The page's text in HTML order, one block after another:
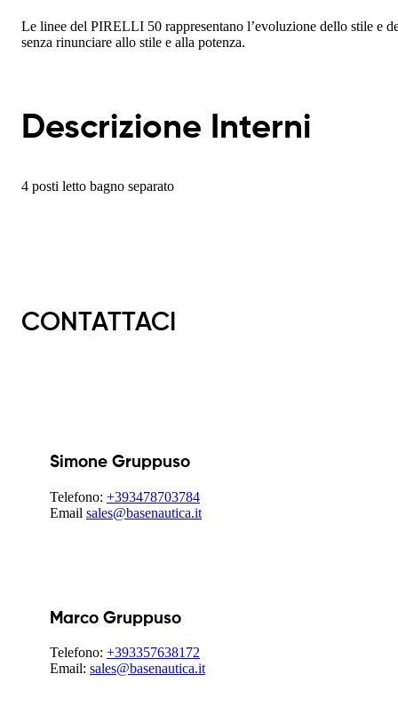
Le linee del PIRELLI 50 rappresentano l’evoluzione dello stile e
senza rinunciare allo stile e alla potenza.
Descrizione Interni
4 posti letto bagno separato
CONTATTACI
Simone Gruppuso
Telefono: +393478703784
Email sales@basenautica.it
Marco Gruppuso
Telefono: +393357638172
Email: sales@basenautica.it